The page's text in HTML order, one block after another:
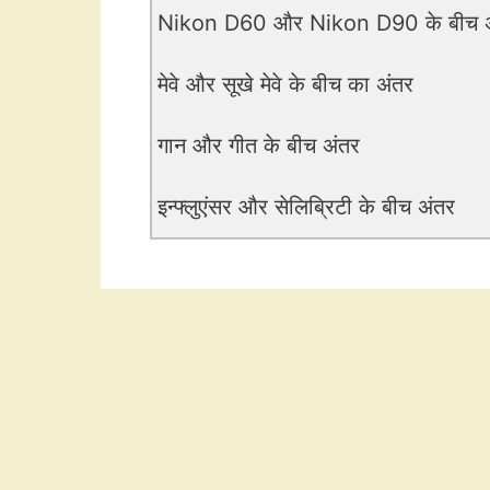
Nikon D60 और Nikon D90 के बीच
मेवे और सूखे मेवे के बीच का अंतर
गान और गीत के बीच अंतर
इन्फ्लुएंसर और सेलिब्रिटी के बीच अंतर